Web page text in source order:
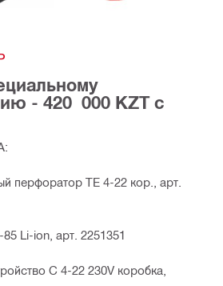
- 420  000 KZT с
перфоратор TE 4-22 кор., арт.
Li-ion, арт. 2251351
C 4-22 230V коробка,